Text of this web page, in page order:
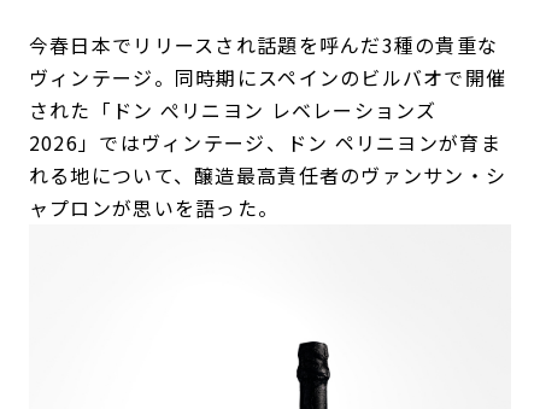
今春日本でリリースされ話題を呼んだ3種の貴重な
ヴィンテージ。同時期にスペインのビルバオで開催
された「ドン ぺリニヨン レベレーションズ
2026」ではヴィンテージ、ドン ペリニヨンが育ま
れる地について、醸造最高責任者のヴァンサン・シ
ャプロンが思いを語った。